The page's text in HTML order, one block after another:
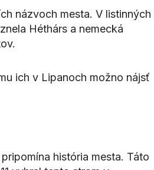
názvoch mesta. V listinných
Héthárs a nemecká
ich v Lipanoch možno nájsť
história mesta. Táto